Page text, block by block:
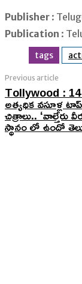
Publisher :
Publication :
tags
Previous article
Tollywood :
అత్యధిక వసూళ్ల
చిత్రాలు.. ‘వాల్తేరు
స్థానం లో ఉందో